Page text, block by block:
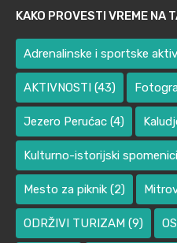
KAKO PROVESTI VREME NA
Adrenalinske i sportske
AKTIVNOSTI (43)
Jezero Perućac (4)
Kulturno-istorijski spomenici
Mesto za piknik (2)
ODRŽIVI TURIZAM (9)